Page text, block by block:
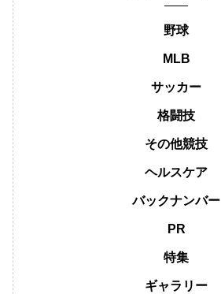
野球
MLB
サッカー
格闘技
その他競技
ヘルスケア
バックナンバー
PR
特集
ギャラリー